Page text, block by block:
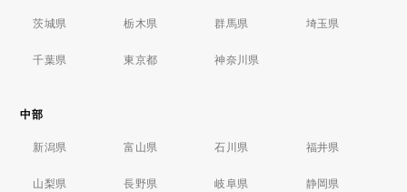
茨城県 栃木県 群馬県 埼玉県
千葉県 東京都 神奈川県
中部
新潟県 富山県 石川県 福井県
山梨県 長野県 岐阜県 静岡県